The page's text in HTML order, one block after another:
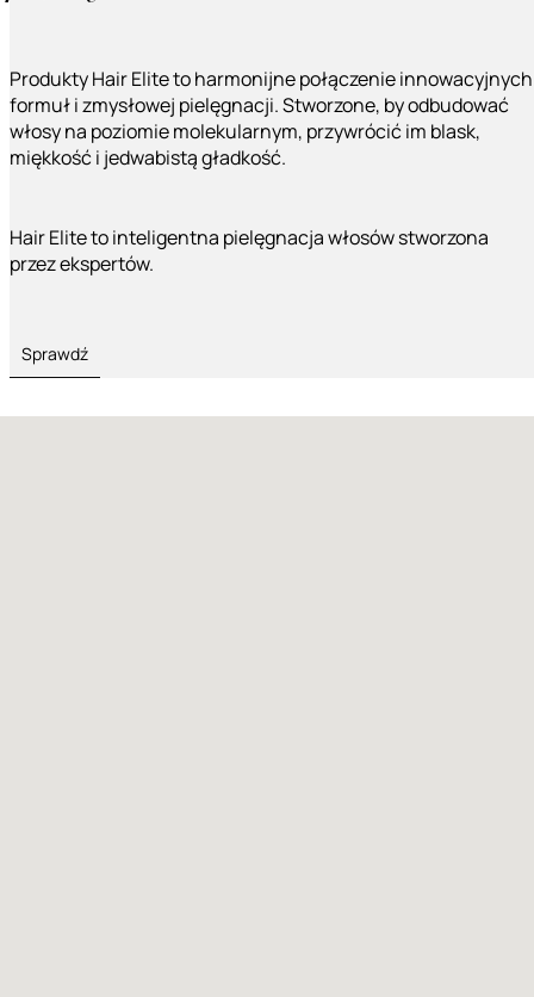
Produkty Hair Elite to harmonijne połączenie innowacyjnych
formuł i zmysłowej pielęgnacji. Stworzone, by odbudować
włosy na poziomie molekularnym, przywrócić im blask,
miękkość i jedwabistą gładkość.
Hair Elite to inteligentna pielęgnacja włosów stworzona
przez ekspertów.
Sprawdź